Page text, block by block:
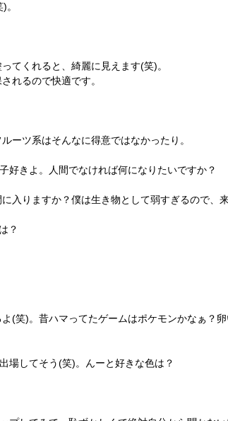
てくれると、綺麗に見えます(笑)。
れるので快適です。
ーツ系はそんなに得意ではなかったり。
好きよ。人間でなければ何になりたいですか？
入りますか？僕は生き物として弱すぎるので、
？
(笑)。昔ハマってたゲームはポケモンかなぁ？
場してそう(笑)。んーと好きな色は？